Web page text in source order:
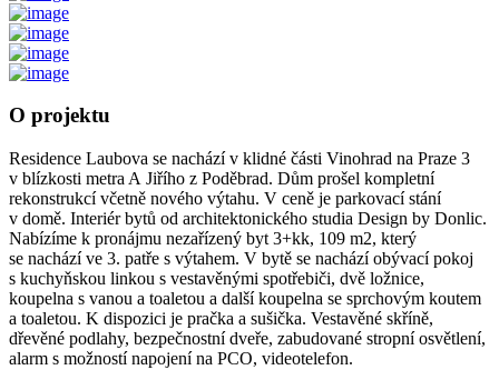
O projektu
Residence Laubova se nachází v klidné části Vinohrad na Praze 3
v blízkosti metra A Jiřího z Poděbrad. Dům prošel kompletní
rekonstrukcí včetně nového výtahu. V ceně je parkovací stání
v domě. Interiér bytů od architektonického studia Design by Donlic.
Nabízíme k pronájmu nezařízený byt 3+kk, 109 m2, který
se nachází ve 3. patře s výtahem. V bytě se nachází obývací pokoj
s kuchyňskou linkou s vestavěnými spotřebiči, dvě ložnice,
koupelna s vanou a toaletou a další koupelna se sprchovým koutem
a toaletou. K dispozici je pračka a sušička. Vestavěné skříně,
dřevěné podlahy, bezpečnostní dveře, zabudované stropní osvětlení,
alarm s možností napojení na PCO, videotelefon.